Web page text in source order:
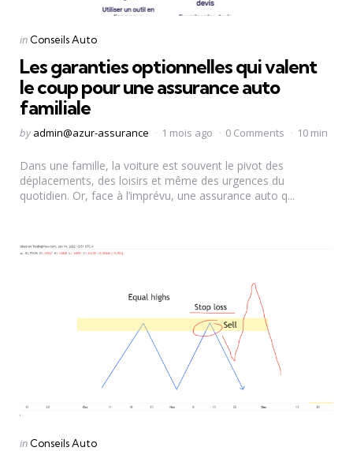
Categories
Posted
in Conseils Auto
Les garanties optionnelles qui valent
le coup pour une assurance auto
familiale
Posted
by admin@azur-assurance 1 mois ago 0 Comments 10 min
Dans une famille, la voiture est souvent le pivot des
déplacements, des loisirs et même des urgences du
quotidien. Or, face à l’imprévu, une assurance auto q...
Categories
Posted
in Conseils Auto